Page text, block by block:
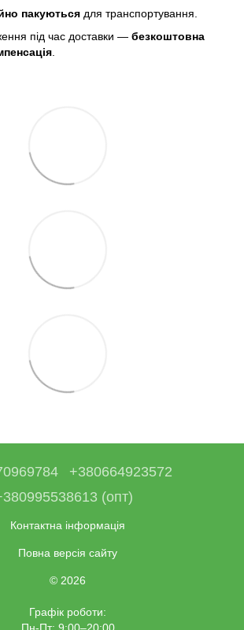
пакуються для транспортування.
під час доставки — безкоштовна
+380664923572
(опт)
Контактна інформація
Повна версія сайту
© 2026
Графік роботи: